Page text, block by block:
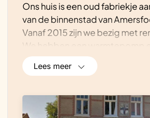
Ons huis is een oud fabriekje
van de binnenstad van
Vanaf 2015 zijn we bezig met
We hebben een warmtepomp
zonnecollectoren die het hele
voorziet van warmte en zomers
cateringsbedrijf en drie
en ons woongedeelte voor
Lees meer